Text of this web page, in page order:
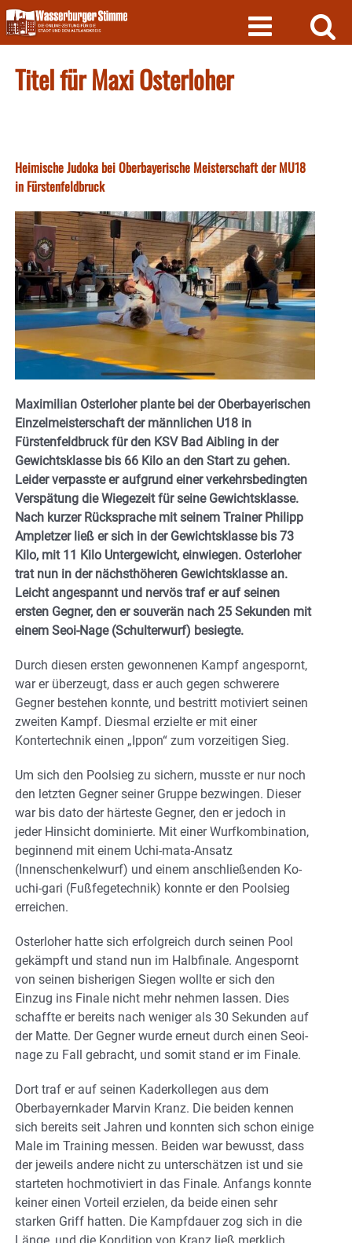
Skip
to
content
Titel für Maxi Osterloher
Heimische Judoka bei Oberbayerische Meisterschaft der MU18
in Fürstenfeldbruck
Maximilian Osterloher plante bei der Oberbayerischen
Einzelmeisterschaft der männlichen U18 in
Fürstenfeldbruck für den KSV Bad Aibling in der
Gewichtsklasse bis 66 Kilo an den Start zu gehen.
Leider verpasste er aufgrund einer verkehrsbedingten
Verspätung die Wiegezeit für seine Gewichtsklasse.
Nach kurzer Rücksprache mit seinem Trainer Philipp
Ampletzer ließ er sich in der Gewichtsklasse bis 73
Kilo, mit 11 Kilo Untergewicht, einwiegen. Osterloher
trat nun in der nächsthöheren Gewichtsklasse an.
Leicht angespannt und nervös traf er auf seinen
ersten Gegner, den er souverän nach 25 Sekunden mit
einem Seoi-Nage (Schulterwurf) besiegte.
Durch diesen ersten gewonnenen Kampf angespornt,
war er überzeugt, dass er auch gegen schwerere
Gegner bestehen konnte, und bestritt motiviert seinen
zweiten Kampf. Diesmal erzielte er mit einer
Kontertechnik einen „Ippon“ zum vorzeitigen Sieg.
Um sich den Poolsieg zu sichern, musste er nur noch
den letzten Gegner seiner Gruppe bezwingen. Dieser
war bis dato der härteste Gegner, den er jedoch in
jeder Hinsicht dominierte. Mit einer Wurfkombination,
beginnend mit einem Uchi-mata-Ansatz
(Innenschenkelwurf) und einem anschließenden Ko-
uchi-gari (Fußfegetechnik) konnte er den Poolsieg
erreichen.
Osterloher hatte sich erfolgreich durch seinen Pool
gekämpft und stand nun im Halbfinale. Angespornt
von seinen bisherigen Siegen wollte er sich den
Einzug ins Finale nicht mehr nehmen lassen. Dies
schaffte er bereits nach weniger als 30 Sekunden auf
der Matte. Der Gegner wurde erneut durch einen Seoi-
nage zu Fall gebracht, und somit stand er im Finale.
Dort traf er auf seinen Kaderkollegen aus dem
Oberbayernkader Marvin Kranz. Die beiden kennen
sich bereits seit Jahren und konnten sich schon einige
Male im Training messen. Beiden war bewusst, dass
der jeweils andere nicht zu unterschätzen ist und sie
starteten hochmotiviert in das Finale. Anfangs konnte
keiner einen Vorteil erzielen, da beide einen sehr
starken Griff hatten. Die Kampfdauer zog sich in die
Länge, und die Kondition von Kranz ließ merklich